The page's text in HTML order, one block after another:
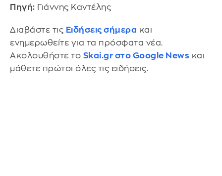
Πηγή: Γιάννης Καντέλης
Διαβάστε τις Ειδήσεις σήμερα και
ενημερωθείτε για τα πρόσφατα νέα.
Ακολουθήστε το Skai.gr στο Google News και
μάθετε πρώτοι όλες τις ειδήσεις.